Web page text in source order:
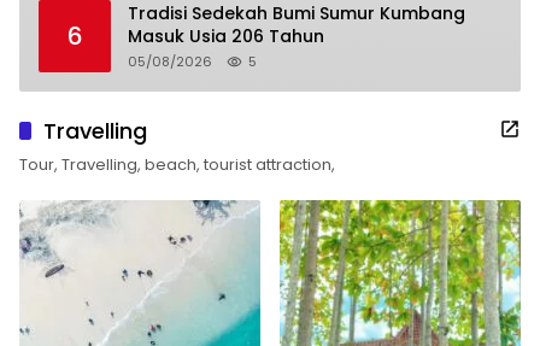
6
Tradisi Sedekah Bumi Sumur Kumbang
Masuk Usia 206 Tahun
05/08/2026 5
Travelling
Tour, Travelling, beach, tourist attraction,